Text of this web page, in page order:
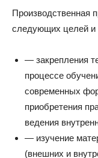
Производственная
следующих целей и
— закрепления
процессе
современных
приобретения
ведения
— изучение
(внешних и